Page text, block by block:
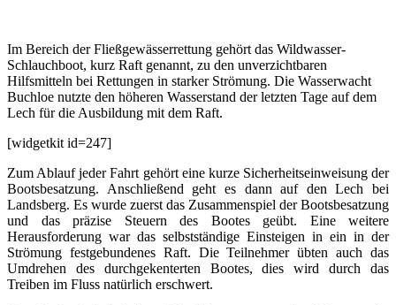
Im Bereich der Fließgewässerrettung gehört das Wildwasser-
Schlauchboot, kurz Raft genannt, zu den unverzichtbaren
Hilfsmitteln bei Rettungen in starker Strömung. Die Wasserwacht
Buchloe nutzte den höheren Wasserstand der letzten Tage auf dem
Lech für die Ausbildung mit dem Raft.
[widgetkit id=247]
Zum Ablauf jeder Fahrt gehört eine kurze Sicherheitseinweisung der
Bootsbesatzung. Anschließend geht es dann auf den Lech bei
Landsberg. Es wurde zuerst das Zusammenspiel der Bootsbesatzung
und das präzise Steuern des Bootes geübt. Eine weitere
Herausforderung war das selbstständige Einsteigen in ein in der
Strömung festgebundenes Raft. Die Teilnehmer übten auch das
Umdrehen des durchgekenterten Bootes, dies wird durch das
Treiben im Fluss natürlich erschwert.